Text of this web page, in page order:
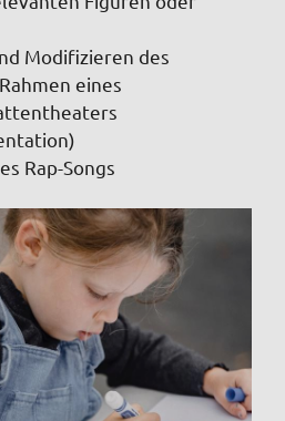
Modifizieren des
eines
Rap-Songs